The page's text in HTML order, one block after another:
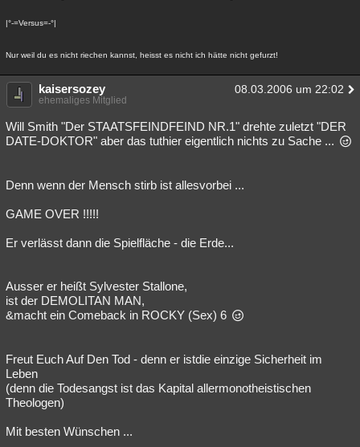
|°-=Versus=-°|
Nur weil du es nicht riechen kannst, heisst es nicht ich hätte nicht gefurzt!
kaisersozey 08.03.2006 um 22:02
ehemaliges Mitglied
Will Smith "Der STAATSFEINDFEIND NR.1" drehte zuletzt "DER
DATE-DOKTOR" aber das tuthier eigentlich nichts zu Sache ...
Denn wenn der Mensch stirb ist allesvorbei ...
GAME OVER !!!!!
Er verlässt dann die Spielfläche - die Erde...
Ausser er heißt Sylvester Stallone,
ist der DEMOLITAN MAN,
&macht ein Comeback in ROCKY (Sex) 6
Freut Euch Auf Den Tod - denn er istdie einzige Sicherheit im
Leben
(denn die Todesangst ist das Kapital allermonotheistischen
Theologen)
Mit besten Wünschen ...